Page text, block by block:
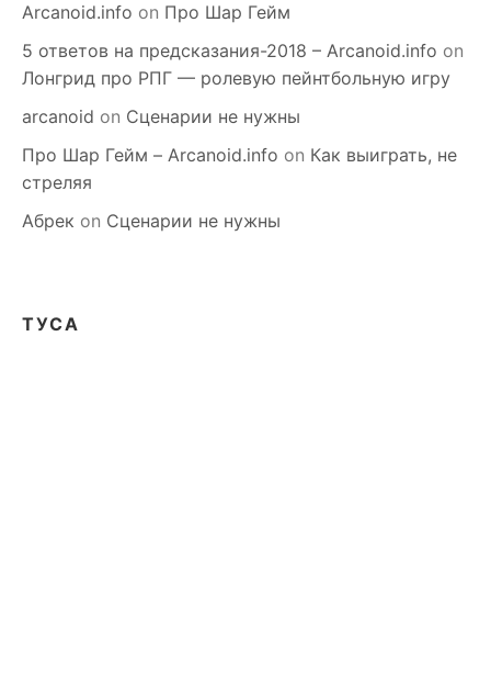
Arcanoid.info on Про Шар Гейм
5 ответов на предсказания-2018 – Arcanoid.info on
Лонгрид про РПГ — ролевую пейнтбольную игру
arcanoid on Сценарии не нужны
Про Шар Гейм – Arcanoid.info on Как выиграть, не
стреляя
Абрек on Сценарии не нужны
ТУСА